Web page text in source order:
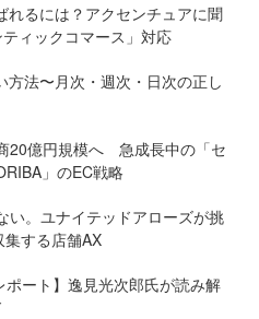
れるには？アクセンチュアに聞
ィックコマース」対応
方法〜月次・週次・日次の正し
20億円規模へ 急成長中の「セ
」のEC戦略
い。ユナイテッドアローズが挑
集する店舗AX
ポート】逸見光次郎氏が読み解